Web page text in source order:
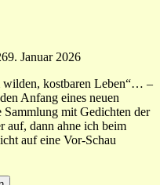
9. Januar 2026
wilden, kostbaren Leben“… –
Anfang eines neuen
Sammlung mit Gedichten der
auf, dann ahne ich beim
auf eine Vor-Schau